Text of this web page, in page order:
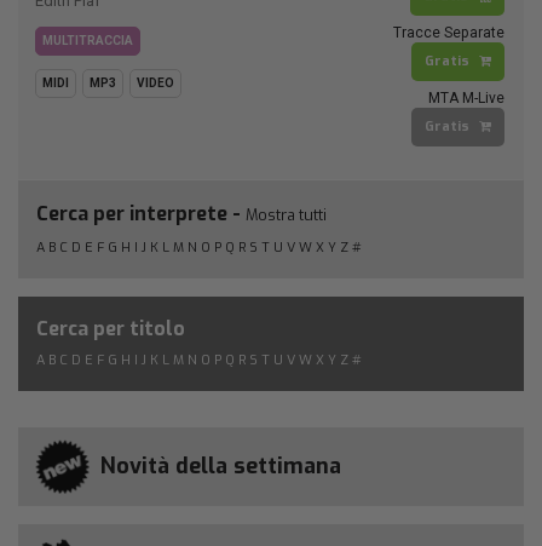
MULTITRACCIA
MIDI MP3 VIDEO
Tracce Separate
Gratis
MTA M-Live
Gratis
Cerca per interprete - Mostra tutti
A B C D E F G H I J K L M N O P Q R S T U V W X Y Z #
Cerca per titolo
A B C D E F G H I J K L M N O P Q R S T U V W X Y Z #
Novità della settimana